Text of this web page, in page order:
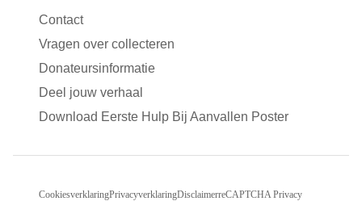
Contact
Vragen over collecteren
Donateursinformatie
Deel jouw verhaal
Download Eerste Hulp Bij Aanvallen Poster
CookiesverklaringPrivacyverklaringDisclaimerreCAPTCHA Privacy